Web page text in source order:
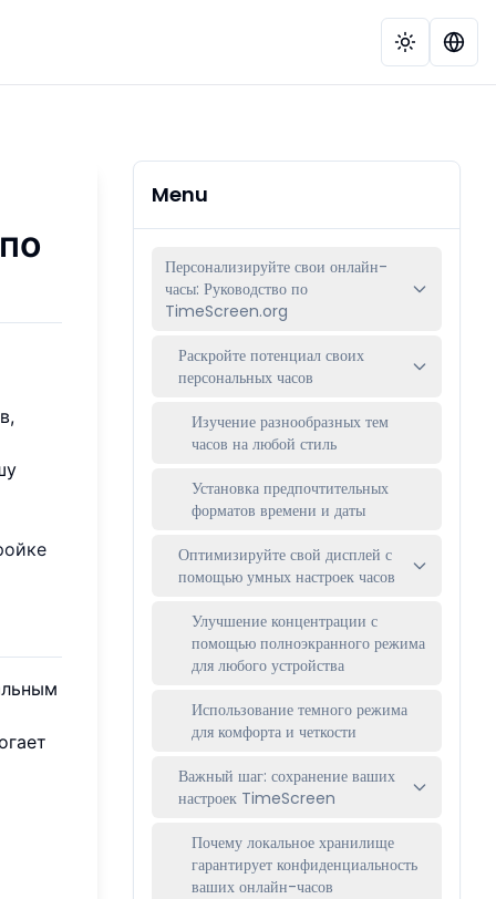
Menu
Персонализируйте свои онлайн-
часы: Руководство по
TimeScreen.org
Раскройте потенциал своих
персональных часов
Изучение разнообразных тем
часов на любой стиль
Установка предпочтительных
форматов времени и даты
Оптимизируйте свой дисплей с
помощью умных настроек часов
Улучшение концентрации с
помощью полноэкранного режима
для любого устройства
Использование темного режима
для комфорта и четкости
Важный шаг: сохранение ваших
настроек TimeScreen
Почему локальное хранилище
гарантирует конфиденциальность
ваших онлайн-часов